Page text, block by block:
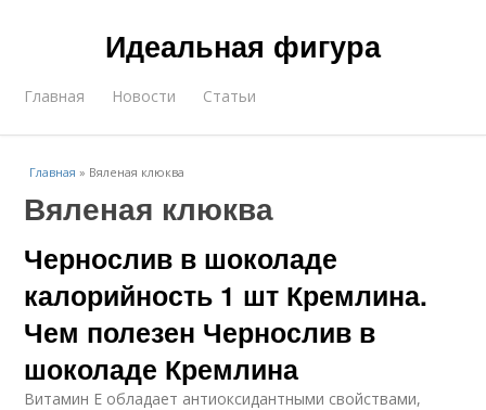
Идеальная фигура
Главная Новости Статьи
Главная » Вяленая клюква
Вяленая клюква
Чернослив в шоколаде
калорийность 1 шт Кремлина.
Чем полезен Чернослив в
шоколаде Кремлина
Витамин Е обладает антиоксидантными свойствами,